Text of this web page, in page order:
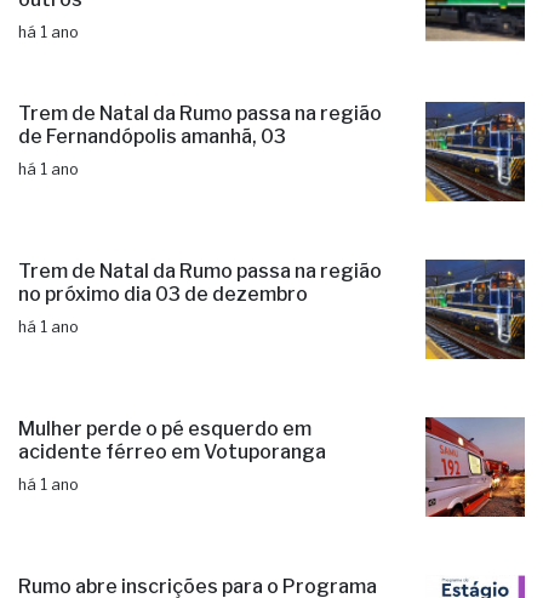
há 1 ano
Trem de Natal da Rumo passa na região
de Fernandópolis amanhã, 03
há 1 ano
Trem de Natal da Rumo passa na região
no próximo dia 03 de dezembro
há 1 ano
Mulher perde o pé esquerdo em
acidente férreo em Votuporanga
há 1 ano
Rumo abre inscrições para o Programa